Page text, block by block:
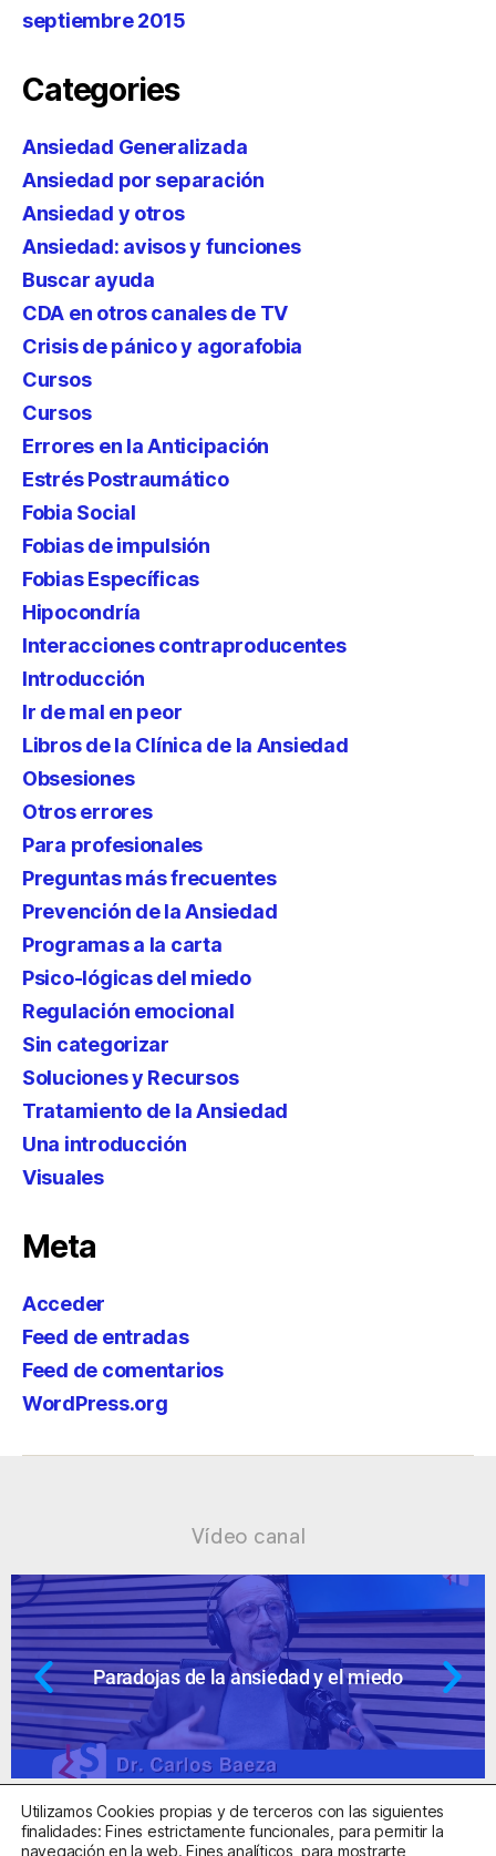
septiembre 2015
Categories
Ansiedad Generalizada
Ansiedad por separación
Ansiedad y otros
Ansiedad: avisos y funciones
Buscar ayuda
CDA en otros canales de TV
Crisis de pánico y agorafobia
Cursos
Cursos
Errores en la Anticipación
Estrés Postraumático
Fobia Social
Fobias de impulsión
Fobias Específicas
Hipocondría
Interacciones contraproducentes
Introducción
Ir de mal en peor
Libros de la Clínica de la Ansiedad
Obsesiones
Otros errores
Para profesionales
Preguntas más frecuentes
Prevención de la Ansiedad
Programas a la carta
Psico-lógicas del miedo
Regulación emocional
Sin categorizar
Soluciones y Recursos
Tratamiento de la Ansiedad
Una introducción
Visuales
Meta
Acceder
Feed de entradas
Feed de comentarios
WordPress.org
Vídeo canal
Ansiedad: supuestos
Utilizamos Cookies propias y de terceros con las siguientes
finalidades: Fines estrictamente funcionales, para permitir la
navegación en la web. Fines analíticos, para mostrarte